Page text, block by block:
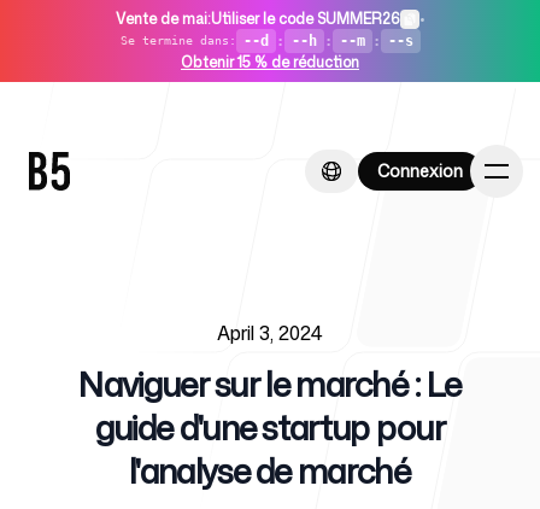
Vente de mai:Utiliser le code SUMMER26 •
Se termine dans : --d : --h : --m : --s
Obtenir 15 % de réduction
Connexion
Connexion
Pour les startups
April 3, 2024
Naviguer sur le marché : Le
guide d'une startup pour
l'analyse de marché